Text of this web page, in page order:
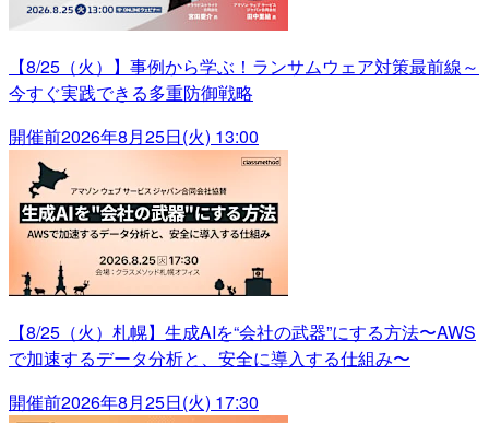
【8/25（火）】事例から学ぶ！ランサムウェア対策最前線～
今すぐ実践できる多重防御戦略
開催前2026年8月25日(火) 13:00
【8/25（火）札幌】生成AIを“会社の武器”にする方法〜AWS
で加速するデータ分析と、安全に導入する仕組み〜
開催前2026年8月25日(火) 17:30